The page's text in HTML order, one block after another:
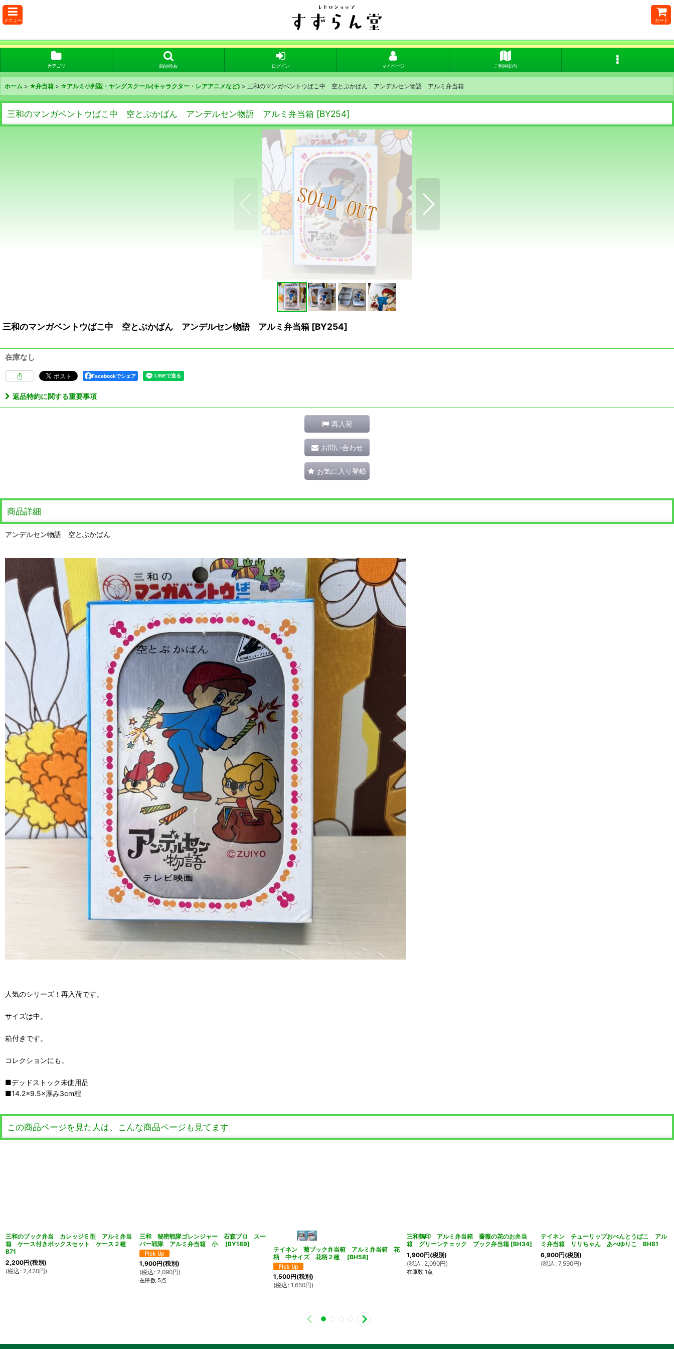
メニュー カート
カテゴリ 商品検索 ログイン マイページ ご利用案内
ホーム > ★弁当箱 > ☆アルミ小判型・ヤングスクール(キャラクター・レアアニメなど) > 三和のマンガベントウばこ中 空とぶかばん アンデルセン物語 アルミ弁当箱
三和のマンガベントウばこ中 空とぶかばん アンデルセン物語 アルミ弁当箱 [BY254]
三和のマンガベントウばこ中 空とぶかばん アンデルセン物語 アルミ弁当箱 [BY254]
在庫なし
Facebookでシェア
返品特約に関する重要事項
再入荷
お問い合わせ
お気に入り登録
商品詳細
アンデルセン物語 空とぶかばん
人気のシリーズ！再入荷です。
サイズは中。
箱付きです。
コレクションにも。
■デッドストック未使用品
■14.2×9.5×厚み3cm程
この商品ページを見た人は、こんな商品ページも見てます
三和のブック弁当 カレッジＥ型 アルミ弁当
箱 ケース付きボックスセット ケース２種
B71
2,200円(税別)
(税込 : 2,420円)
三和 秘密戦隊ゴレンジャー 石森プロ スー
パー戦隊 アルミ弁当箱 小
[BY189]
1,900円(税別)
(税込 : 2,090円)
在庫数 5点
テイネン 菊ブック弁当箱 アルミ弁当箱 花
柄 中サイズ 花柄２種
[BH58]
1,500円(税別)
(税込 : 1,650円)
三和鶴印 アルミ弁当箱 薔薇の花のお弁当
箱 グリーンチェック ブック弁当箱 [BH34]
1,900円(税別)
(税込 : 2,090円)
在庫数 1点
テイネン チューリップおべんとうばこ アル
ミ弁当箱 リリちゃん あべゆりこ BH61
6,900円(税別)
(税込 : 7,590円)